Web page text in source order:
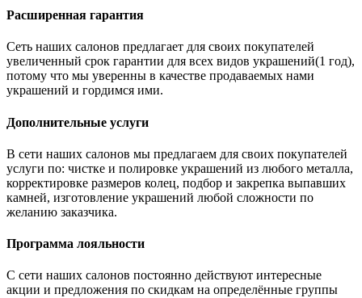
Расширенная гарантия
Сеть наших салонов предлагает для своих покупателей
увеличенный срок гарантии для всех видов украшений(1 год),
потому что мы уверенны в качестве продаваемых нами
украшений и гордимся ими.
Дополнительные услуги
В сети наших салонов мы предлагаем для своих покупателей
услуги по: чистке и полировке украшений из любого металла,
корректировке размеров колец, подбор и закрепка выпавших
камней, изготовление украшений любой сложности по
желанию заказчика.
Программа лояльности
С сети наших салонов постоянно действуют интересные
акции и предложения по скидкам на определённые группы